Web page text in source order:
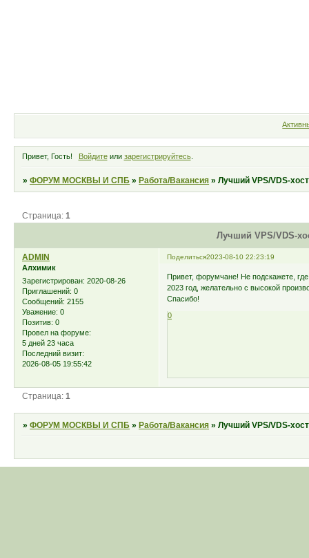
Привет, Гость! Войдитеили зарегистрируйтесь.
»ФОРУМ МОСКВЫ И СПБ »Работа/Вакансия »Лучший VPS/VDS-
Лучший VPS/VDS-
Страница:1
Поделиться2023-08-10 22:23:19
ADMIN
Алхимик
Зарегистрирован: 2020-08-26
Приглашений: 0
Сообщений: 2155
Уважение: 0
Позитив: 0
Провел на форуме:
5 дней 23 часа
Последний визит:
2026-08-05 19:55:42
Привет, форумчане! Не подскажете,
2023 год, желательно с высокой
Спасибо!
0
Страница:1
»ФОРУМ МОСКВЫ И СПБ »Работа/Вакансия »Лучший VPS/VDS-